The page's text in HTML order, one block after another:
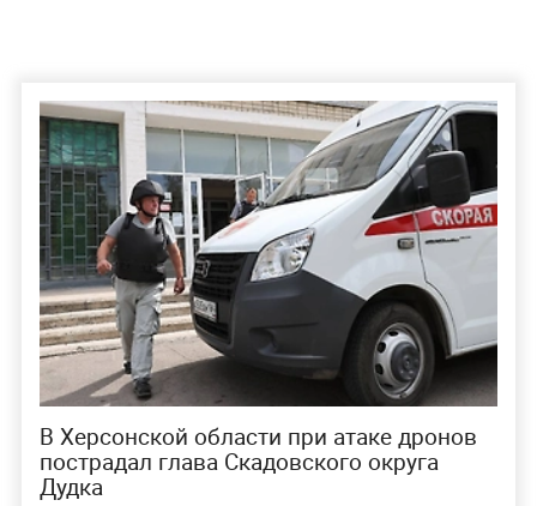
В Херсонской области при атаке дронов
пострадал глава Скадовского округа
Дудка